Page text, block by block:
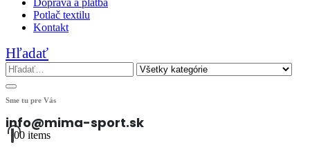
Doprava a platba
Potlač textilu
Kontakt
Hľadať
Sme tu pre Vás
info@mima-sport.sk
00 items